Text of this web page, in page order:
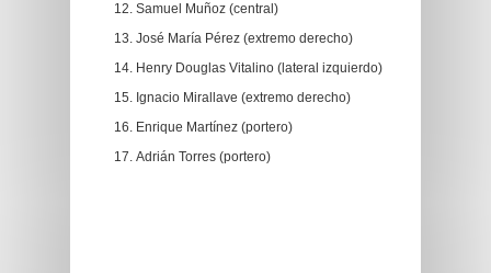
Samuel Muñoz (central)
José María Pérez (extremo derecho)
Henry Douglas Vitalino (lateral izquierdo)
Ignacio Mirallave (extremo derecho)
Enrique Martínez (portero)
Adrián Torres (portero)